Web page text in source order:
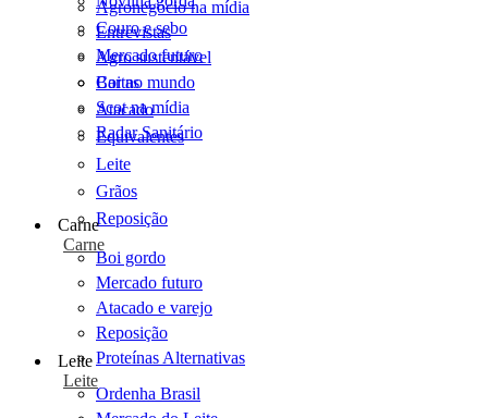
Agronegócio na mídia
Entrevistas
Agro sustentável
Cartas
Scot na mídia
Radar Sanitário
Couro e sebo
Mercado futuro
Boi no mundo
Atacado
Equivalentes
Leite
Grãos
Reposição
Carne
Carne
Boi gordo
Mercado futuro
Atacado e varejo
Reposição
Proteínas Alternativas
Leite
Leite
Ordenha Brasil